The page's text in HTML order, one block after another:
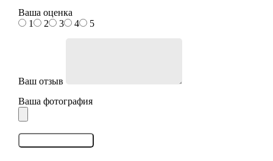
Ваша оценка
1
2 3 4 5
Ваш отзыв
Ваша фотография